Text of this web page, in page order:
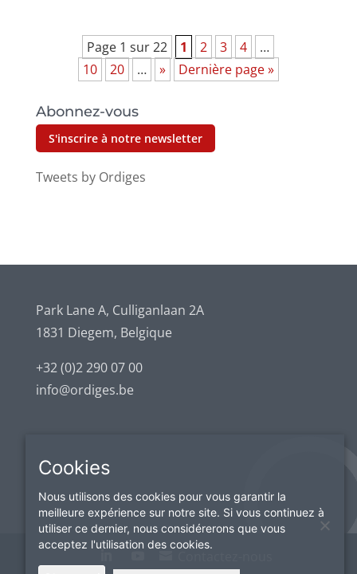
Page 1 sur 22 1 2 3 4
…
10
20 … » Dernière page »
Abonnez-vous
S'inscrire à notre newsletter
Tweets by Ordiges
Park Lane A, Culliganlaan 2A
1831 Diegem, Belgique
+32 (0)2 290 07 00
info@ordiges.be
Cookies
Nous utilisons des cookies pour vous garantir la
meilleure expérience sur notre site. Si vous continuez à
utiliser ce dernier, nous considérerons que vous
acceptez l'utilisation des cookies.